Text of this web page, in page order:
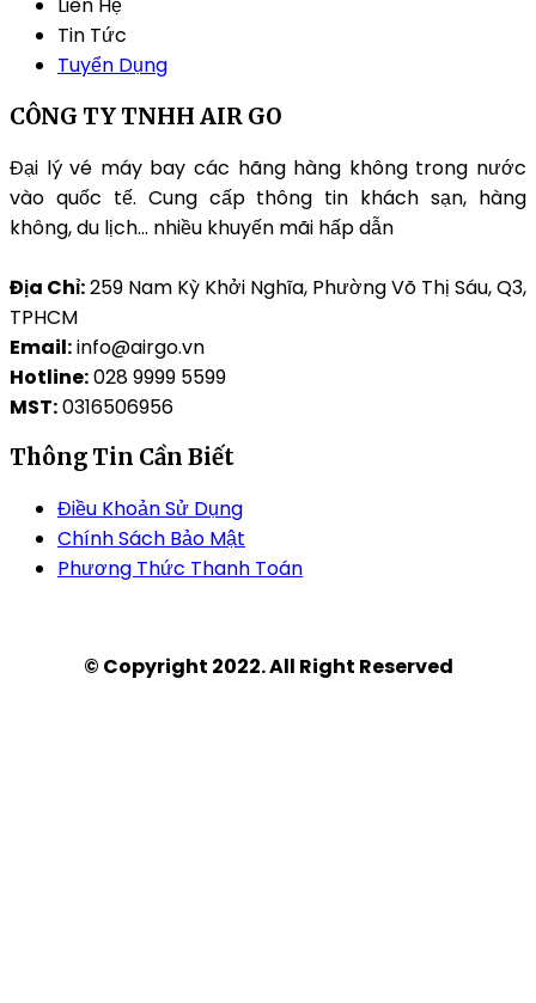
Liên Hệ
Tin Tức
Tuyển Dụng
CÔNG TY TNHH AIR GO
Đại lý vé máy bay các hãng hàng không trong nước
vào quốc tế. Cung cấp thông tin khách sạn, hàng
không, du lịch… nhiều khuyến mãi hấp dẫn
Địa Chỉ:259 Nam Kỳ Khởi Nghĩa, Phường Võ Thị Sáu, Q3,
TPHCM
Email:info@airgo.vn
Hotline:028 9999 5599
MST:0316506956
Thông Tin Cần Biết
Điều Khoản Sử Dụng
Chính Sách Bảo Mật
Phương Thức Thanh Toán
© Copyright 2022. All Right Reserved